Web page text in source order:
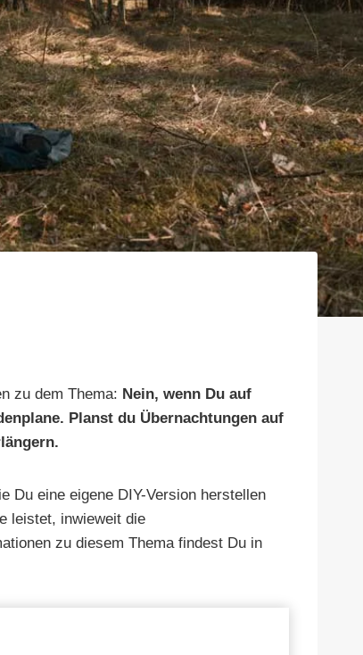
zu dem Thema: Nein, wenn Du auf
Planst du Übernachtungen auf
Du eine eigene DIY-Version herstellen
leistet, inwieweit die
zu diesem Thema findest Du in